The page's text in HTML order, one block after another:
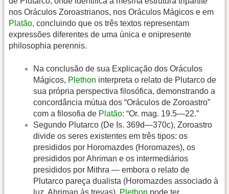
nos Oráculos Zoroastrianos, nos Oráculos Mágicos e em
Platão, concluindo que os três textos representam
expressões diferentes de uma única e onipresente
philosophia perennis.
Na conclusão de sua Explicação dos Oráculos
Mágicos, Plethon interpreta o relato de Plutarco de
sua própria perspectiva filosófica, demonstrando a
concordância mútua dos “Oráculos de Zoroastro”
com a filosofia de Platão: “Or. mag. 19.5—22.”
Segundo Plutarco (De Is. 369d—370c), Zoroastro
divide os seres existentes em três tipos: os
presididos por Horomazdes (Horomazes), os
presididos por Ahriman e os intermediários
presididos por Mithra — embora o relato de
Plutarco pareça dualista (Horomazdes associado à
luz, Ahriman às trevas), Plethon pode ter